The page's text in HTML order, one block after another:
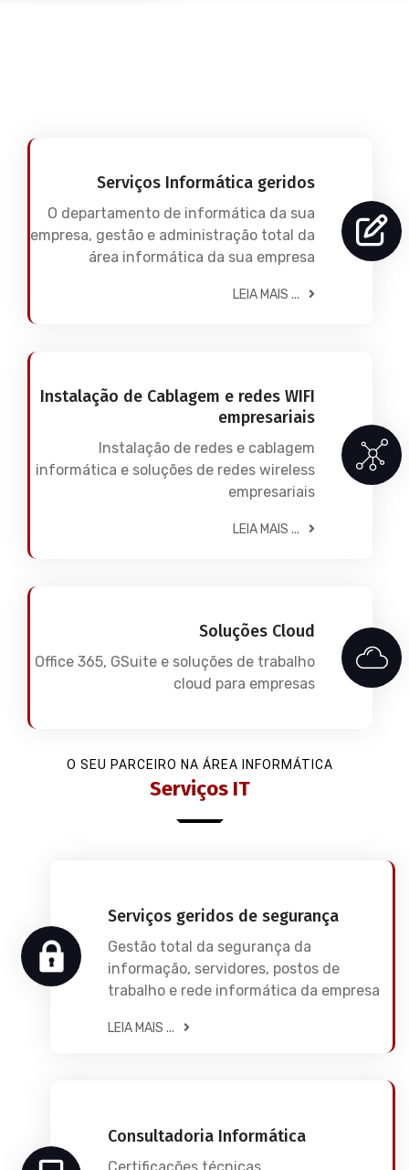
Serviços Informática geridos
O departamento de informática da sua
empresa, gestão e administração total da
área informática da sua empresa
LEIA MAIS ...
Instalação de Cablagem e redes WIFI
empresariais
Instalação de redes e cablagem
informática e soluções de redes wireless
empresariais
LEIA MAIS ...
Soluções Cloud
Office 365, GSuite e soluções de trabalho
cloud para empresas
O SEU PARCEIRO NA ÁREA INFORMÁTICA
Serviços IT
Serviços geridos de segurança
Gestão total da segurança da
informação, servidores, postos de
trabalho e rede informática da empresa
LEIA MAIS ...
Consultadoria Informática